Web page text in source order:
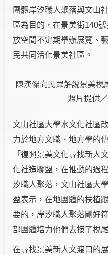
團體岸汐職人聚落與文山
區為目的，在景美街140
放空間不定期舉辦展覽、
民共同活化景美社區。
陳漢傑向民眾解說景美梘
照片提供
文山社區大學水文化社區
力於地方文職、地方學的
「復興景美文化尋找新人
化社造聯盟，在推動的過
汐職人聚落，文山社區大
盈表示，在地團體的扶植
要的，岸汐職人聚落剛好
部團體培力他們去接了梘
在尋找景美新人文渡口的